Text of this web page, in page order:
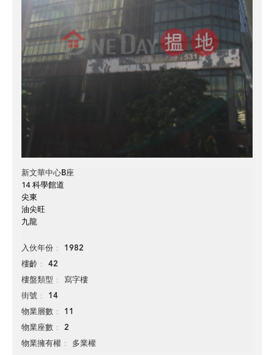
新文華中心B座
14 科學館道
尖東
油尖旺
九龍
入伙年份 1982
樓齡 42
樓盤類型 寫字樓
街號 14
物業層數 11
物業座數 2
物業擁有權 多業權